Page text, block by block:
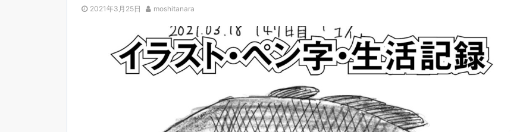
2021年3月25日 moshitanara